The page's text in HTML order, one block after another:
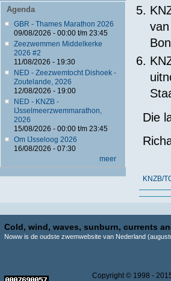
Agenda
GBR - Thames Marathon 2026
09/08/2026 - 00:00t/m 23:45
Zeezwemmen Middelkerke
2026 #2
11/08/2026 - 19:30
NED - Zeezwemtocht Dishoek -
Zoutelande, 2026
12/08/2026 - 19:00
NED - KNZB -
IJsselmeerzwemmarathon,
2026
15/08/2026 - 00:00t/m 23:45
Om IJsseloog 2026
16/08/2026 - 07:30
meer
Die
KNZB/
Cold, wind, waves, sunburn, currents
Noww is de oudste zwemwebsite van Nederland
Copyright © 1998 -